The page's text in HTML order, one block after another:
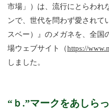
市場」）は、流行にとらわれ
ンで、世代を問わず愛されて
スベー）』のメガネを、全国
場ウェブサイト（https://
しました。
“ｂ.”マークをあしら